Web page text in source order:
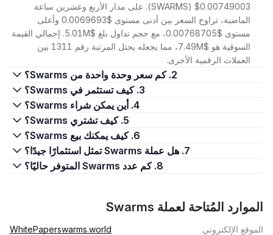
(SWARMS) $0.00749003. على مدار الأربع وعشرين ساعة
الماضية، تراوح السعر بين أدنى مستوى $0.0069693 وأعلى
مستوى $0.00768705، مع حجم تداول بلغ $5.01M. إجمالي القيمة
السوقية هو $7.49M، مما يجعله يحتل المرتبة رقم 1311 بين
العملات الرقمية الأخرى.
2. كم سعر وحدة واحدة من Swarms؟
3. كيف تستثمر في Swarms؟
4. أين يمكن شراء Swarms؟
5. كيف تشتري Swarms؟
6. كيف يمكنك بيع Swarms؟
7. هل عملة Swarms تمثل استثمارًا جيدًا؟
8. كم عدد Swarms المتوفر حاليًا؟
الموارد المُتاحة لعملة Swarms
الموقع الإلكتروني swarms.world
WhitePaper